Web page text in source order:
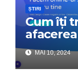
ȘTIRI
Cum îți
digital
MAI 10, 2024